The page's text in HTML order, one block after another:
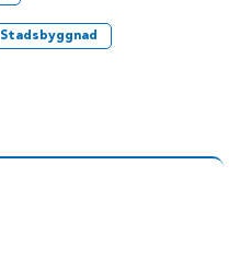
Stadsbyggnad